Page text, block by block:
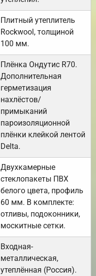
Плитный утеплитель
Rockwool, толщиной
100 мм.
Плёнка Ондутис R70.
Дополнительная
герметизация
нахлёстов/
примыканий
пароизоляционной
плёнки клейкой лентой
Delta.
Двухкамерные
стеклопакеты ПВХ
белого цвета, профиль
60 мм. В комплекте:
отливы, подоконники,
москитные сетки.
Входная-
металлическая,
утеплённая (Россия).